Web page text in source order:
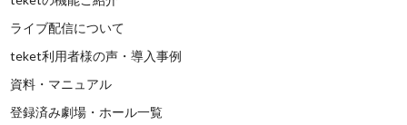
ライブ配信について
teket利用者様の声・導入事例
資料・マニュアル
登録済み劇場・ホール一覧